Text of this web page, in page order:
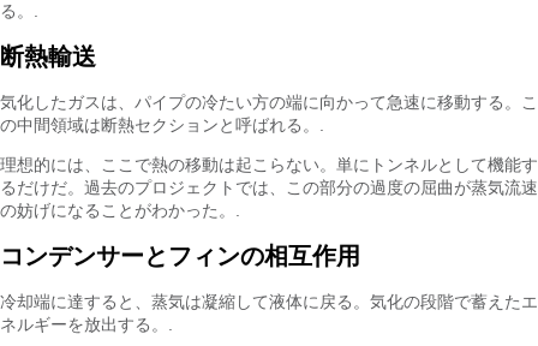
る。.
断熱輸送
気化したガスは、パイプの冷たい方の端に向かって急速に移動する。こ
の中間領域は断熱セクションと呼ばれる。.
理想的には、ここで熱の移動は起こらない。単にトンネルとして機能す
るだけだ。過去のプロジェクトでは、この部分の過度の屈曲が蒸気流速
の妨げになることがわかった。.
コンデンサーとフィンの相互作用
冷却端に達すると、蒸気は凝縮して液体に戻る。気化の段階で蓄えたエ
ネルギーを放出する。.